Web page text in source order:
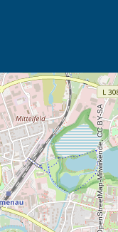
(Karte)
© OpenStreetMap-Mitwirkende, CC BY-SA